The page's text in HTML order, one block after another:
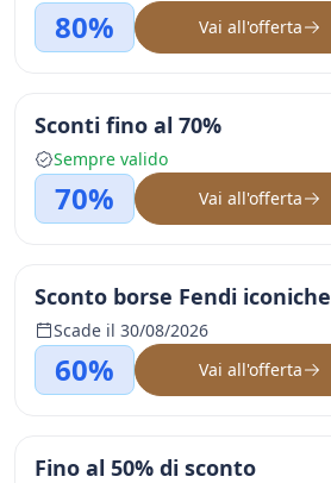
80% Vai all'offerta
Sconti fino al 70%
Sempre valido
70% Vai all'offerta
Sconto borse Fendi iconiche
Scade il 30/08/2026
60% Vai all'offerta
Fino al 50% di sconto